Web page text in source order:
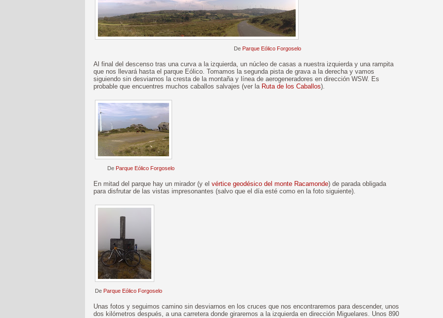
De Parque Eólico Forgoselo
Al final del descenso tras una curva a la izquierda, un núcleo de casas a nuestra izquierda y una rampita
que nos llevará hasta el parque Eólico. Tomamos la segunda pista de grava a la derecha y vamos
siguiendo sin desviarnos la cresta de la montaña y línea de aerogeneradores en dirección WSW. Es
probable que encuentres muchos caballos salvajes (ver la Ruta de los Caballos).
De Parque Eólico Forgoselo
En mitad del parque hay un mirador (y el vértice geodésico del monte Racamonde) de parada obligada
para disfrutar de las vistas impresonantes (salvo que el día esté como en la foto siguiente).
De Parque Eólico Forgoselo
Unas fotos y seguimos camino sin desviarnos en los cruces que nos encontraremos para descender, unos
dos kilómetros después, a una carretera donde giraremos a la izquierda en dirección Miguelares. Unos 890